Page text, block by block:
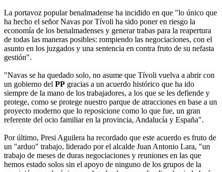
La portavoz popular benalmadense ha incidido en que "lo único que
ha hecho el señor Navas por Tívoli ha sido poner en riesgo la
economía de los benalmadenses y generar trabas para la reapertura
de todas las maneras posibles: rompiendo las negociaciones, con el
asunto en los juzgados y una sentencia en contra fruto de su nefasta
gestión".
"Navas se ha quedado solo, no asume que Tívoli vuelva a abrir con
un gobierno del PP gracias a un acuerdo histórico que ha ido
siempre de la mano de los trabajadores, a los que se les defiende y
protege, como se protege nuestro parque de atracciones en base a un
proyecto moderno que lo reposicione como lo que fue, un gran
referente del ocio familiar en la provincia, Andalucía y España".
Por último, Presi Aguilera ha recordado que este acuerdo es fruto de
un "arduo" trabajo, liderado por el alcalde Juan Antonio Lara, "un
trabajo de meses de duras negociaciones y reuniones en las que
hemos estado solos sin el apoyo de ninguno de los grupos de la